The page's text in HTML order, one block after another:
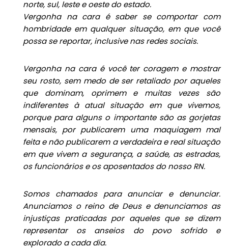
norte, sul, leste e oeste do estado.
Vergonha na cara é saber se comportar com
hombridade em qualquer situação, em que você
possa se reportar, inclusive nas redes sociais.
Vergonha na cara é você ter coragem e mostrar
seu rosto, sem medo de ser retaliado por aqueles
que dominam, oprimem e muitas vezes são
indiferentes à atual situação em que vivemos,
porque para alguns o importante são as gorjetas
mensais, por publicarem uma maquiagem mal
feita e não publicarem a verdadeira e real situação
em que vivem a segurança, a saúde, as estradas,
os funcionários e os aposentados do nosso RN.
Somos chamados para anunciar e denunciar.
Anunciamos o reino de Deus e denunciamos as
injustiças praticadas por aqueles que se dizem
representar os anseios do povo sofrido e
explorado a cada dia.